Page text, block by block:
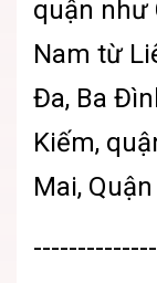
quận như
Nam từ
Đa, Ba
Kiếm,
Mai,